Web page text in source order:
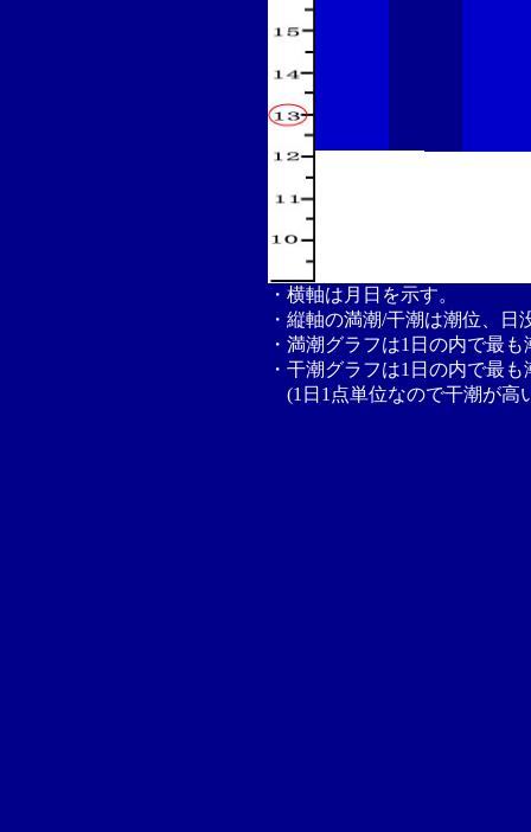
・横軸は月日を示す。
・縦軸の満潮/干潮は潮位、
・満潮グラフは1日の内で最
・干潮グラフは1日の内で最
(1日1点単位なので干潮が高